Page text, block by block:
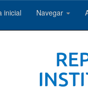
inicial Navegar